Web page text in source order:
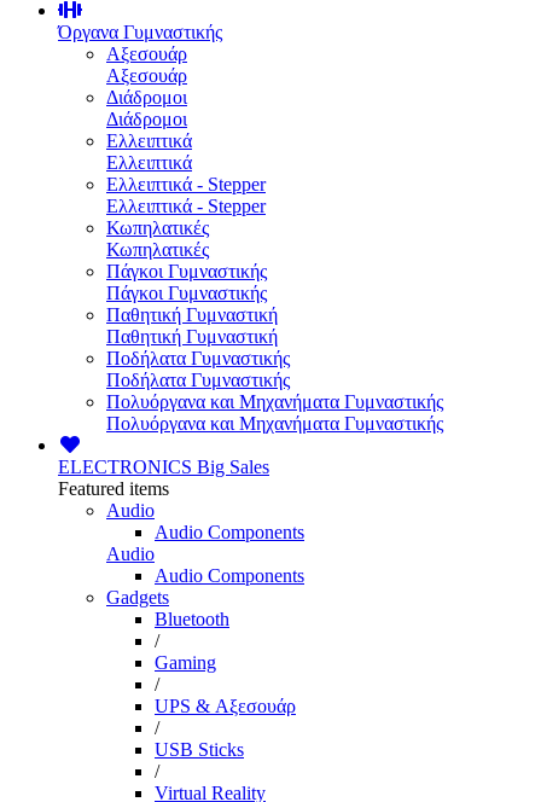
Όργανα Γυμναστικής
Αξεσουάρ
Αξεσουάρ
Διάδρομοι
Διάδρομοι
Ελλειπτικά
Ελλειπτικά
Ελλειπτικά - Stepper
Ελλειπτικά - Stepper
Κωπηλατικές
Κωπηλατικές
Πάγκοι Γυμναστικής
Πάγκοι Γυμναστικής
Παθητική Γυμναστική
Παθητική Γυμναστική
Ποδήλατα Γυμναστικής
Ποδήλατα Γυμναστικής
Πολυόργανα και Μηχανήματα Γυμναστικής
Πολυόργανα και Μηχανήματα Γυμναστικής
ELECTRONICS Big Sales
Featured items
Audio
Audio Components
Audio
Audio Components
Gadgets
Bluetooth
/
Gaming
/
UPS & Αξεσουάρ
/
USB Sticks
/
Virtual Reality